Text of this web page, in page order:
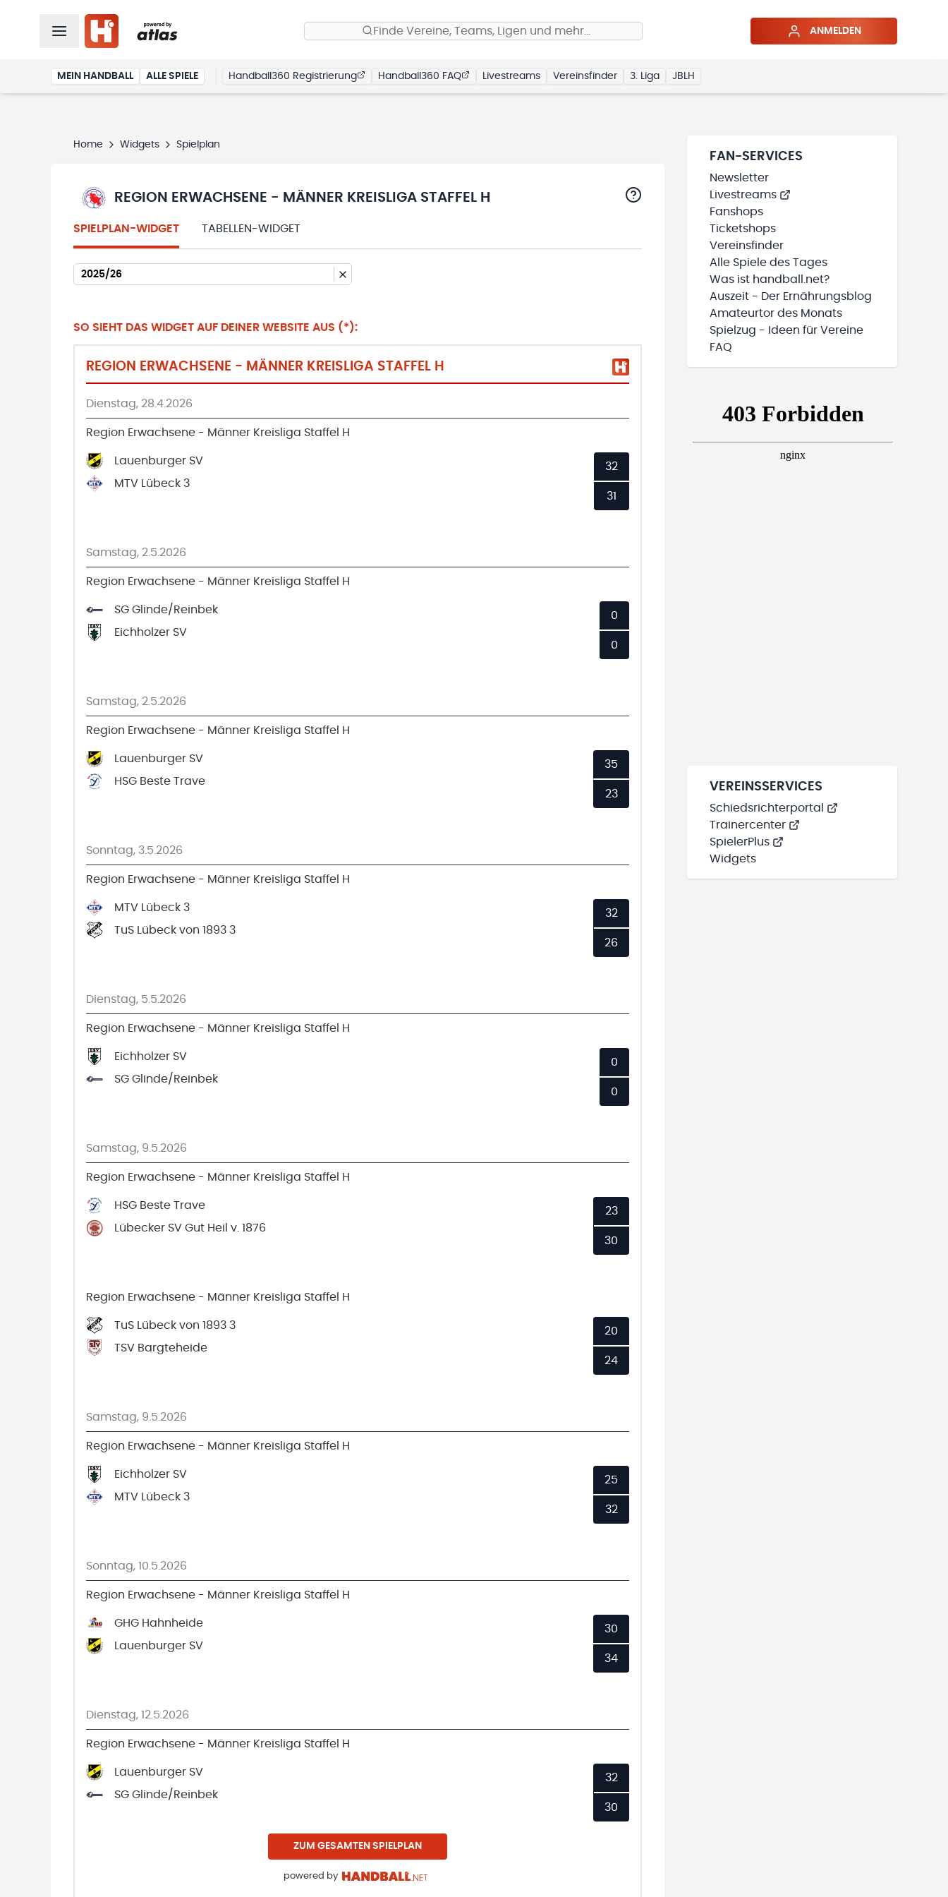
Finde Vereine, Teams, Ligen und mehr… ANMELDEN
MEIN HANDBALL ALLE SPIELE Handball360 Registrierung Handball360 FAQ Livestreams Vereinsfinder 3. Liga JBLH
Home Widgets Spielplan
REGION ERWACHSENE - MÄNNER KREISLIGA STAFFEL H
SPIELPLAN-WIDGET TABELLEN-WIDGET
2025/26
SO SIEHT DAS WIDGET AUF DEINER WEBSITE AUS (*):
REGION ERWACHSENE - MÄNNER KREISLIGA STAFFEL H
Dienstag, 28.4.2026
Region Erwachsene - Männer Kreisliga Staffel H
Lauenburger SV
MTV Lübeck 3
32
31
Samstag, 2.5.2026
Region Erwachsene - Männer Kreisliga Staffel H
SG Glinde/Reinbek
Eichholzer SV
0
0
Samstag, 2.5.2026
Region Erwachsene - Männer Kreisliga Staffel H
Lauenburger SV
HSG Beste Trave
35
23
Sonntag, 3.5.2026
Region Erwachsene - Männer Kreisliga Staffel H
MTV Lübeck 3
TuS Lübeck von 1893 3
32
26
Dienstag, 5.5.2026
Region Erwachsene - Männer Kreisliga Staffel H
Eichholzer SV
SG Glinde/Reinbek
0
0
Samstag, 9.5.2026
Region Erwachsene - Männer Kreisliga Staffel H
HSG Beste Trave
Lübecker SV Gut Heil v. 1876
23
30
Region Erwachsene - Männer Kreisliga Staffel H
TuS Lübeck von 1893 3
TSV Bargteheide
20
24
Samstag, 9.5.2026
Region Erwachsene - Männer Kreisliga Staffel H
Eichholzer SV
MTV Lübeck 3
25
32
Sonntag, 10.5.2026
Region Erwachsene - Männer Kreisliga Staffel H
GHG Hahnheide
Lauenburger SV
30
34
Dienstag, 12.5.2026
Region Erwachsene - Männer Kreisliga Staffel H
Lauenburger SV
SG Glinde/Reinbek
32
30
ZUM GESAMTEN SPIELPLAN
powered by
FAN-SERVICES
Newsletter
Livestreams
Fanshops
Ticketshops
Vereinsfinder
Alle Spiele des Tages
Was ist handball.net?
Auszeit - Der Ernährungsblog
Amateurtor des Monats
Spielzug - Ideen für Vereine
FAQ
VEREINSSERVICES
Schiedsrichterportal
Trainercenter
SpielerPlus
Widgets